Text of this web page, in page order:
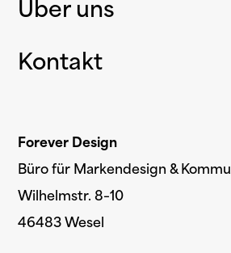
Über uns
Kontakt
Forever Design
Büro für Markendesign &
Wilhelmstr. 8–10
46483 Wesel